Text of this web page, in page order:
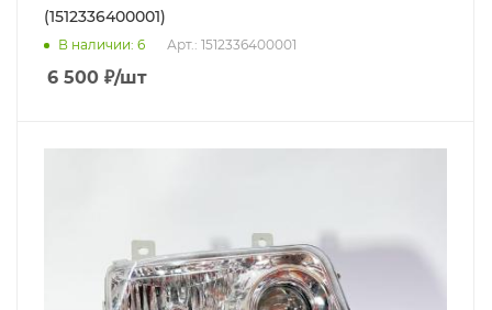
(1512336400001)
В наличии: 6 Арт.: 1512336400001
6 500 ₽/шт